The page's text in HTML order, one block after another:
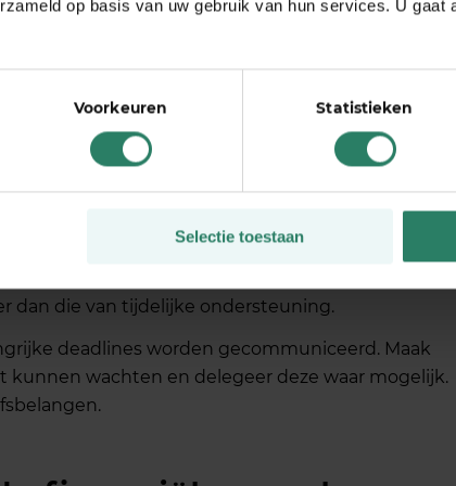
op basis van uw gebruik van hun services. U gaat
Voorkeuren Statistieken
Selectie toestaan
al voelt het tegen je ondernemersinstinct in.
uitkeringsaanspraken en professionele
je situatie. Wees eerlijk maar professioneel in je
weer beschikbaar te zijn, ook al is dat nog
en beschermt je reputatie op de lange
projecten. Dit kan betekenen dat je tijdelijk
Het lijkt kostbaar, maar de kosten van
dan die van tijdelijke ondersteuning.
deadlines worden gecommuniceerd. Maak
kunnen wachten en delegeer deze waar mogelijk.